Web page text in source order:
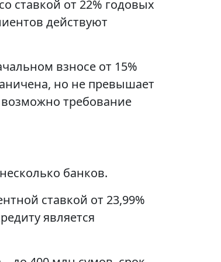
ставкой от 22% годовых
действуют
взносе от 15%
но не превышает
требование
банков.
ставкой от 23,99%
является